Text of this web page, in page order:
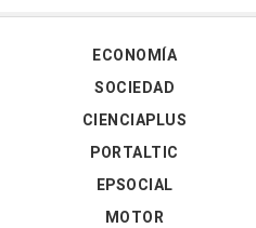
ECONOMÍA
SOCIEDAD
CIENCIAPLUS
PORTALTIC
EPSOCIAL
MOTOR